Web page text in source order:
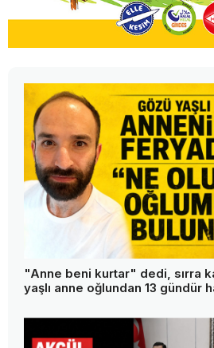
"Anne beni kurtar" dedi, sırra
yaşlı anne oğlundan 13 gündür